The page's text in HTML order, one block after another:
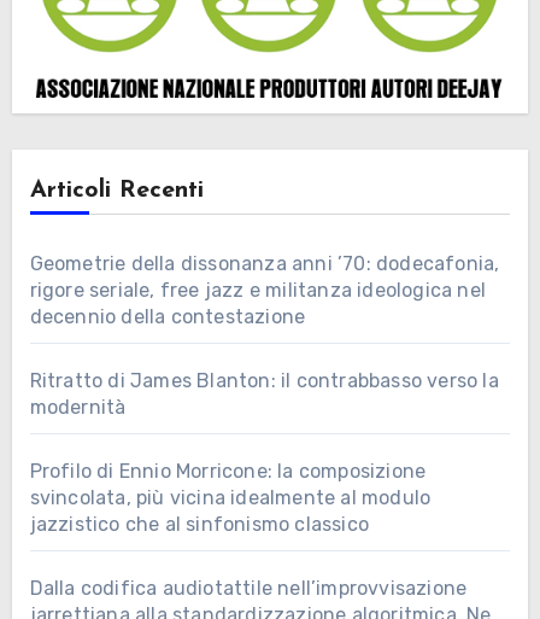
Articoli Recenti
Geometrie della dissonanza anni ’70: dodecafonia,
rigore seriale, free jazz e militanza ideologica nel
decennio della contestazione
Ritratto di James Blanton: il contrabbasso verso la
modernità
Profilo di Ennio Morricone: la composizione
svincolata, più vicina idealmente al modulo
jazzistico che al sinfonismo classico
Dalla codifica audiotattile nell’improvvisazione